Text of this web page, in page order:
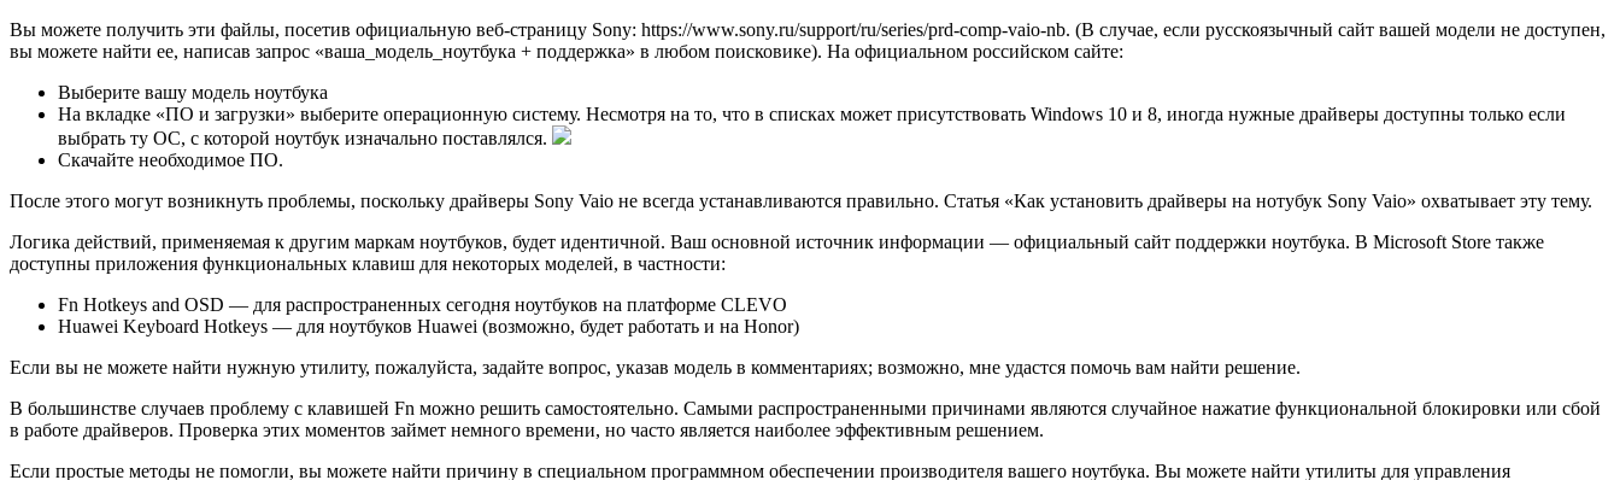
Вы можете получить эти файлы, посетив официальную веб-страницу Sony: https://www.sony.ru/support/ru/series/prd-comp-vaio-nb. (В случае, если русскоязычный сайт вашей модели не доступен,
вы можете найти ее, написав запрос «ваша_модeль_ноутбука + поддержка» в любом поисковике). На официальном российском сайте:
Выберите вашу модель ноутбука
На вкладке «ПО и загрузки» выберите операционную систему. Несмотря на то, что в списках может присутствовать Windows 10 и 8, иногда нужные драйверы доступны только если
выбрать ту ОС, с которой ноутбук изначально поставлялся.
Скачайте необходимое ПО.
После этого могут возникнуть проблемы, поскольку драйверы Sony Vaio не всегда устанавливаются правильно. Статья «Как установить драйверы на нотубук Sony Vaio» охватывает эту тему.
Логика действий, применяемая к другим маркам ноутбуков, будет идентичной. Ваш основной источник информации — официальный сайт поддержки ноутбука. В Microsoft Store также
доступны приложения функциональных клавиш для некоторых моделей, в частности:
Fn Hotkeys and OSD — для распространенных сегодня ноутбуков на платформе CLEVO
Huawei Keyboard Hotkeys — для ноутбуков Huawei (возможно, будет работать и на Honor)
Если вы не можете найти нужную утилиту, пожалуйста, задайте вопрос, указав модель в комментариях; возможно, мне удастся помочь вам найти решение.
В большинстве случаев проблему с клавишей Fn можно решить самостоятельно. Самыми распространенными причинами являются случайное нажатие функциональной блокировки или сбой
в работе драйверов. Проверка этих моментов займет немного времени, но часто является наиболее эффективным решением.
Если простые методы не помогли, вы можете найти причину в специальном программном обеспечении производителя вашего ноутбука. Вы можете найти утилиты для управления